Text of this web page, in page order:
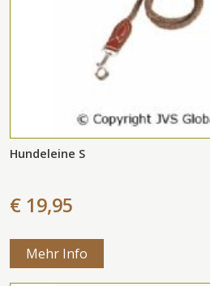
Hundeleine S
€ 19,95
Mehr Info